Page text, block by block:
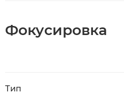
Фокусировка
Тип